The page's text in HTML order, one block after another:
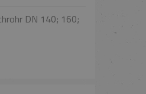
DN 140; 160;